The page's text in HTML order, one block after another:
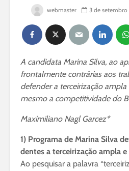
webmaster 3 de setembro
A candidata Marina Silva, ao
frontalmente contrárias aos
defender a terceirização ampla
mesmo a competitividade do
Maximiliano Nagl Garcez*
1) Programa de Marina Silva
dentes a terceirização ampla
Ao pesquisar a palavra